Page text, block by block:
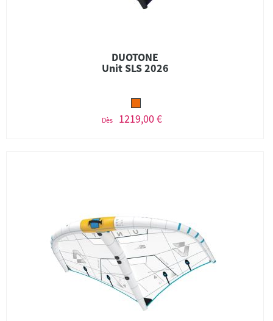
DUOTONE
Unit SLS 2026
Dès 1219,00 €